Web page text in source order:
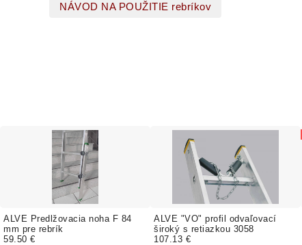
NÁVOD NA POUŽITIE rebríkov
ALVE Predlžovacia noha F 84
mm pre rebrík
59.50 €
ALVE "VO" profil odvaľovací
široký s retiazkou 3058
107.13 €